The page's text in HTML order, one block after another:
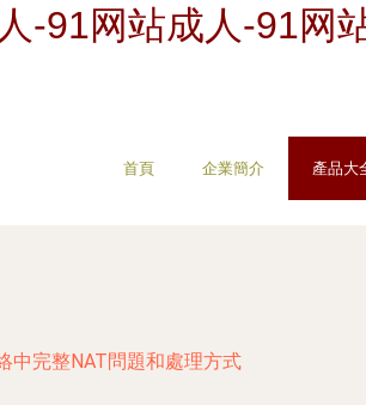
-91网站成人-91网
首頁 企業簡介 產品大
中完整NAT問題和處理方式